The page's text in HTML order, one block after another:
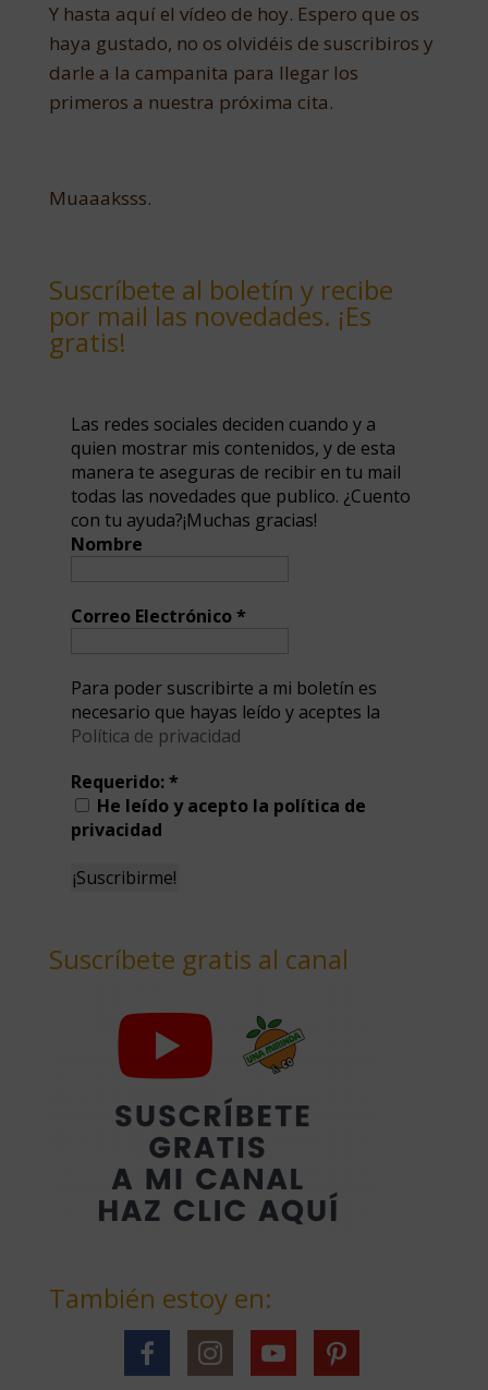
Y hasta aquí el vídeo de hoy. Espero que os
haya gustado, no os olvidéis de suscribiros y
darle a la campanita para llegar los
primeros a nuestra próxima cita.
Muaaaksss.
Suscríbete al boletín y recibe
por mail las novedades. ¡Es
gratis!
Las redes sociales deciden cuando y a
quien mostrar mis contenidos, y de esta
manera te aseguras de recibir en tu mail
todas las novedades que publico. ¿Cuento
con tu ayuda?¡Muchas gracias!
Nombre
Correo Electrónico*
Para poder suscribirte a mi boletín es
necesario que hayas leído y aceptes la
Política de privacidad
Requerido:*
He leído y acepto la política de
privacidad
Suscríbete gratis al canal
También estoy en: